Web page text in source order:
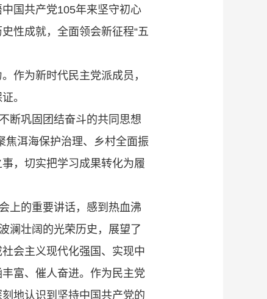
国共产党105年来坚守初心
性成就，全面领会新征程“五
作为新时代民主党派成员，
。
断巩固团结奋斗的共同思想
焦洱海保护治理、乡村全面振
，切实把学习成果转化为履
上的重要讲话，感到热血沸
澜壮阔的光荣历史，展望了
会主义现代化强国、实现中
富、催人奋进。作为民主党
地认识到坚持中国共产党的